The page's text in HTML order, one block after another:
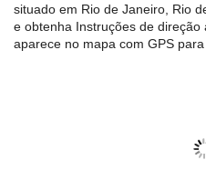
situado em Rio de Janeiro, Rio
e obtenha Instruções de direção
aparece no mapa com GPS